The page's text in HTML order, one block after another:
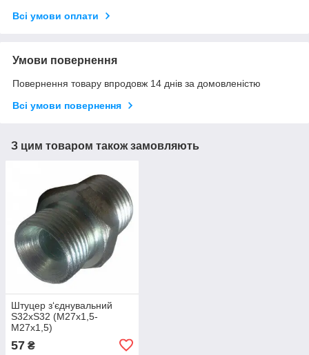
Всі умови оплати
Умови повернення
Повернення товару впродовж 14 днів за домовленістю
Всі умови повернення
З цим товаром також замовляють
Штуцер з‘єднувальний
S32хS32 (М27х1,5-
М27х1,5)
57 ₴